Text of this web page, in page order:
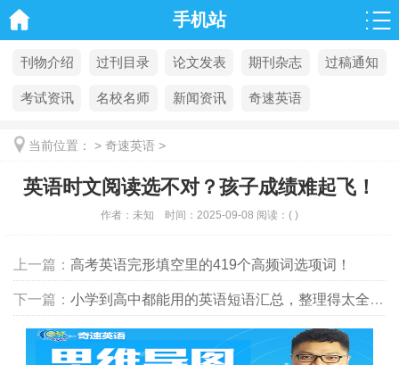
手机站
刊物介绍 过刊目录 论文发表 期刊杂志 过稿通知
考试资讯 名校名师 新闻资讯 奇速英语
当前位置： > 奇速英语 >
英语时文阅读选不对？孩子成绩难起飞！
作者： 未知 时间： 2025-09-08 阅读： ( )
上一篇： 高考英语完形填空里的419个高频词选项词！
下一篇： 小学到高中都能用的英语短语汇总，整理得太全面了！